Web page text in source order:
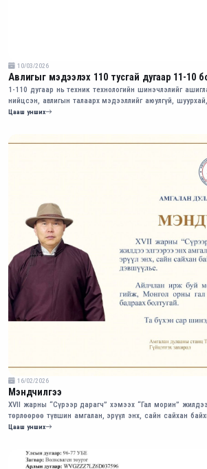
10/03/2026
Авлигыг мэдээлэх 110 тусгай дугаар 11-10
1-110 дугаар нь техник технологийн шинэчлэлийг
нийцсэн, авлигын талаарх мэдээллийг аюулгүй,
хүлээн авах боломжийг бүрэн бүрдүүлснээрээ давуутай
Цааш унших
16/02/2026
Мэндчилгээ
XVII жарны “Сүрээр дарагч” хэмээх “Гал морин”
төрлөөрөө түвшин амгалан, эрүүл энх, сайн сайхан
өргөн дэвшүүлье.
Цааш унших